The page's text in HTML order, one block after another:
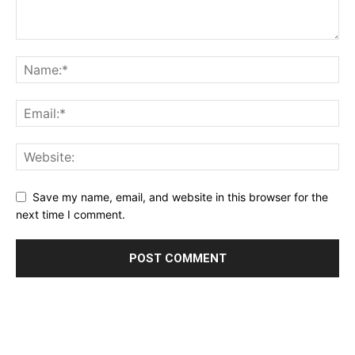
Save my name, email, and website in this browser for the
next time I comment.